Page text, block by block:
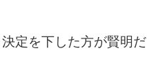
定を下した方が賢明だ